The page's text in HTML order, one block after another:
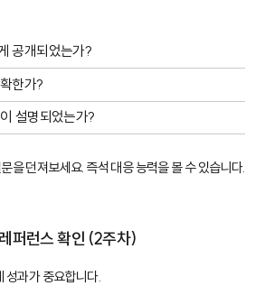
공개되었는가?
한가?
설명되었는가?
을 던져보세요. 즉석 대응 능력을 볼 수 있습니다.
퍼런스 확인 (2주차)
성과가 중요합니다.